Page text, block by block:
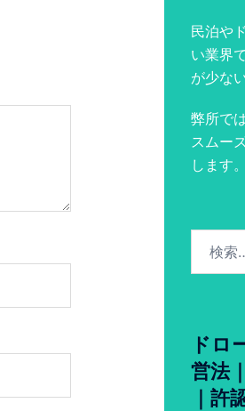
民泊や
い業界
が少な
弊所で
スムー
します。
ドロ
営法
｜許